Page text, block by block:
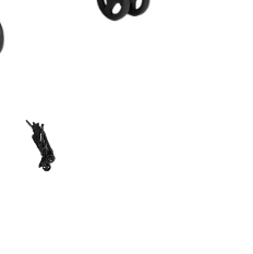
Outlet